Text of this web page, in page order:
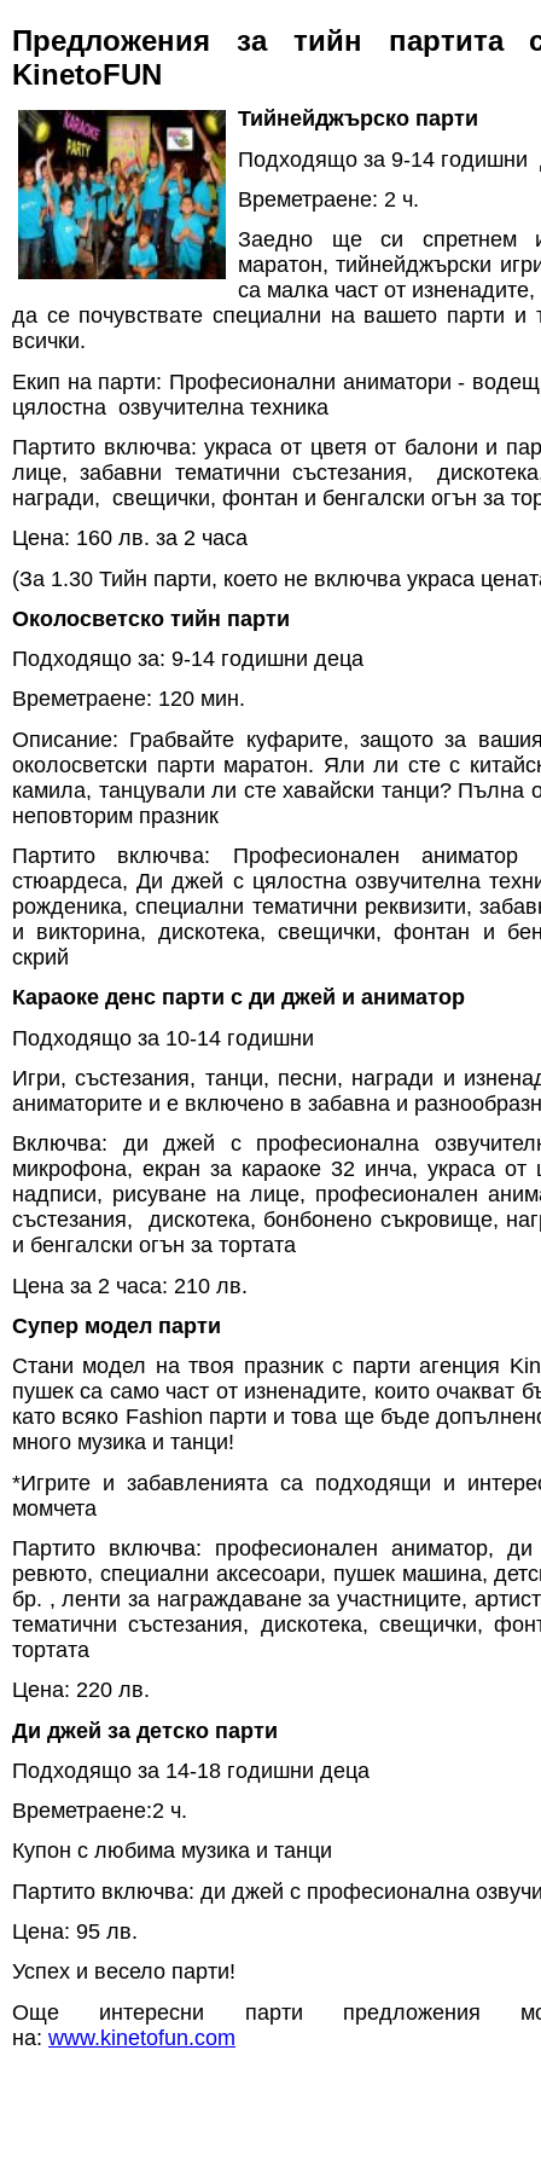
Предложения за тийн партита
KinetoFUN
Тийнейджърско парти
Подходящо за 9-14 годишни
Времетраене: 2 ч.
Заедно ще си спретнем
маратон, тийнейджърски
са малка част от
да се почувствате специални на вашето парти
всички.
Екип на парти: Професионални аниматори -
цялостна озвучителна техника
Партито включва: украса от цветя от балони и
лице, забавни тематични състезания,
награди, свещички, фонтан и бенгалски огън за
Цена: 160 лв. за 2 часа
(За 1.30 Тийн парти, което не включва украса
Околосветско тийн парти
Подходящо за: 9-14 годишни деца
Времетраене: 120 мин.
Описание: Грабвайте куфарите, защото за
околосветски парти маратон. Яли ли сте с
камила, танцували ли сте хавайски танци? Пълна
неповторим празник
Партито включва: Професионален
стюардеса, Ди джей с цялостна озвучителна
рожденика, специални тематични реквизити,
и викторина, дискотека, свещички, фонтан и
скрий
Караоке денс парти с ди джей и аниматор
Подходящо за 10-14 годишни
Игри, състезания, танци, песни, награди и
аниматорите и е включено в забавна и
Включва: ди джей с професионална
микрофона, екран за караоке 32 инча, украса от
надписи, рисуване на лице, професионален
състезания, дискотека, бонбонено съкровище,
и бенгалски огън за тортата
Цена за 2 часа: 210 лв.
Супер модел парти
Стани модел на твоя празник с парти агенция
пушек са само част от изненадите, които очакват
като всяко Fashion парти и това ще бъде
много музика и танци!
*Игрите и забавленията са подходящи и
момчета
Партито включва: професионален аниматор,
ревюто, специални аксесоари, пушек машина,
бр. , ленти за награждаване за участниците,
тематични състезания, дискотека, свещички,
тортата
Цена: 220 лв.
Ди джей за детско парти
Подходящо за 14-18 годишни деца
Времетраене:2 ч.
Купон с любима музика и танци
Партито включва: ди джей с професионална
Цена: 95 лв.
Успех и весело парти!
Още интересни парти предложения
на: www.kinetofun.com